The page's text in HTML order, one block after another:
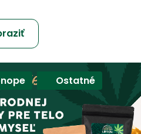
, Ostatné